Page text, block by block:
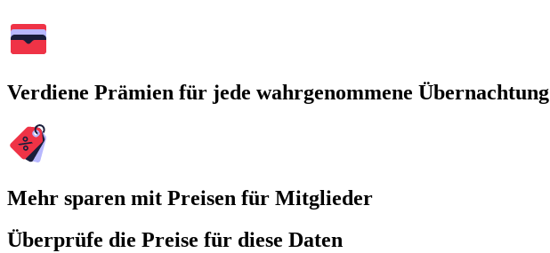
Verdiene Prämien für jede wahrgenommene Übernachtung
Mehr sparen mit Preisen für Mitglieder
Überprüfe die Preise für diese Daten